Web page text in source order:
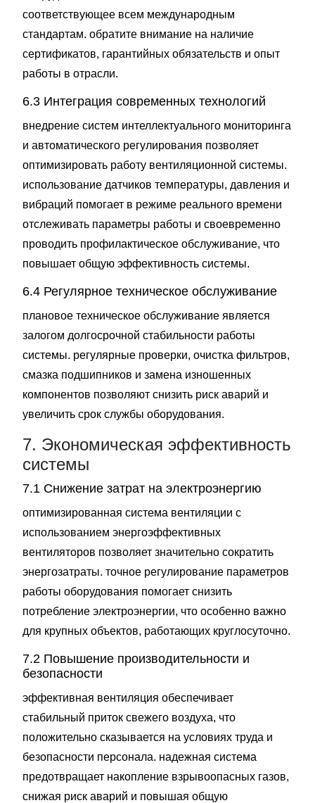
соответствующее всем международным
стандартам. обратите внимание на наличие
сертификатов, гарантийных обязательств и опыт
работы в отрасли.
6.3 Интеграция современных технологий
внедрение систем интеллектуального мониторинга
и автоматического регулирования позволяет
оптимизировать работу вентиляционной системы.
использование датчиков температуры, давления и
вибраций помогает в режиме реального времени
отслеживать параметры работы и своевременно
проводить профилактическое обслуживание, что
повышает общую эффективность системы.
6.4 Регулярное техническое обслуживание
плановое техническое обслуживание является
залогом долгосрочной стабильности работы
системы. регулярные проверки, очистка фильтров,
смазка подшипников и замена изношенных
компонентов позволяют снизить риск аварий и
увеличить срок службы оборудования.
7. Экономическая эффективность
системы
7.1 Снижение затрат на электроэнергию
оптимизированная система вентиляции с
использованием энергоэффективных
вентиляторов позволяет значительно сократить
энергозатраты. точное регулирование параметров
работы оборудования помогает снизить
потребление электроэнергии, что особенно важно
для крупных объектов, работающих круглосуточно.
7.2 Повышение производительности и
безопасности
эффективная вентиляция обеспечивает
стабильный приток свежего воздуха, что
положительно сказывается на условиях труда и
безопасности персонала. надежная система
предотвращает накопление взрывоопасных газов,
снижая риск аварий и повышая общую